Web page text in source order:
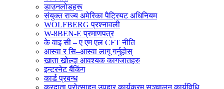
डाउनलोडहरू
संयुक्त राज्य अमेरिका पैट्रियट अधिनियम
WOLFBERG प्रश्नावली
W-8BEN-E प्रमाणपत्र
के वाइ सी – ए एम एल CFT नीति
आस्वा र सि–आस्वा लागू गर्नुहोस्
खाता खोल्दा आवश्यक कागजातहरु
इन्टरनेट बैंकिंग
कार्ड प्रबन्ध
करदाता प्रोत्साहन उपहार कार्यक्रम सञ्चालन कार्यविधि,